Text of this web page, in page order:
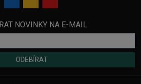
NOVINKY NA E-MAIL
ODEBÍRAT